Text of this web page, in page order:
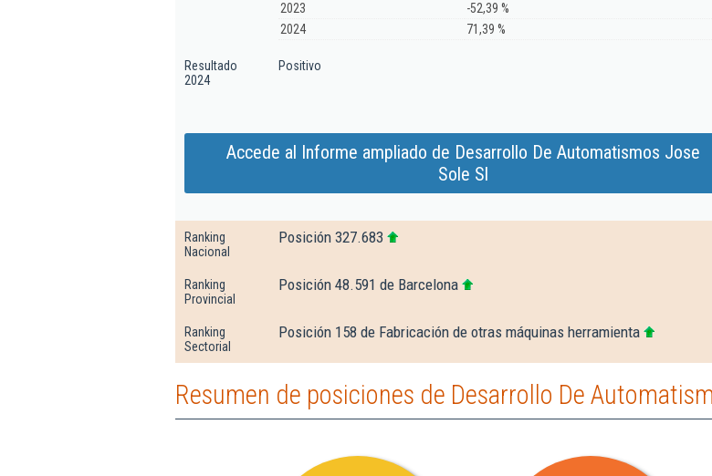
2023
-52,39 %
2024
71,39 %
Resultado
2024
Positivo
Accede al Informe ampliado de Desarrollo De Automatismos Jose
Sole Sl
Ranking
Nacional
Posición 327.683
Ranking
Provincial
Posición 48.591 de Barcelona
Ranking
Sectorial
Posición 158 de Fabricación de otras máquinas herramienta
Resumen de posiciones de Desarrollo De